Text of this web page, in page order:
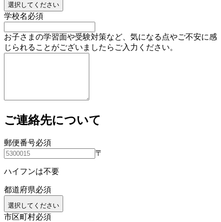
選択してください
学校名必須
お子さまの学習面や受験対策など、気になる点やご不安に感
じられることがございましたらご入力ください。
ご連絡先について
郵便番号必須
〒
ハイフンは不要
都道府県必須
選択してください
市区町村必須